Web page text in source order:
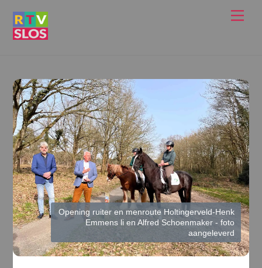
Opening ruiter en menroute Holtingerveld-Henk
Emmens li en Alfred Schoenmaker - foto
aangeleverd